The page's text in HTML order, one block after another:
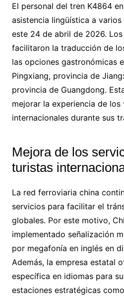
El personal del tren K4864
asistencia lingüística a
este 24 de abril de 2026.
facilitaron la traducción de
las opciones gastronómicas
Pingxiang, provincia de
provincia de Guangdong.
mejorar la experiencia de los
internacionales durante sus
Mejora de los
turistas
La red ferroviaria china
servicios para facilitar el
globales. Por este motivo,
implementado señalización
por megafonía en inglés en
Además, la empresa estatal
específica en idiomas para
estaciones estratégicas